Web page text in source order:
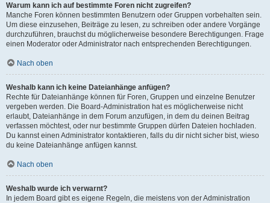
Warum kann ich auf bestimmte Foren nicht zugreifen?
Manche Foren können bestimmten Benutzern oder Gruppen vorbehalten sein.
Um diese einzusehen, Beiträge zu lesen, zu schreiben oder andere Vorgänge
durchzuführen, brauchst du möglicherweise besondere Berechtigungen. Frage
einen Moderator oder Administrator nach entsprechenden Berechtigungen.
Nach oben
Weshalb kann ich keine Dateianhänge anfügen?
Rechte für Dateianhänge können für Foren, Gruppen und einzelne Benutzer
vergeben werden. Die Board-Administration hat es möglicherweise nicht
erlaubt, Dateianhänge in dem Forum anzufügen, in dem du deinen Beitrag
verfassen möchtest, oder nur bestimmte Gruppen dürfen Dateien hochladen.
Du kannst einen Administrator kontaktieren, falls du dir nicht sicher bist, wieso
du keine Dateianhänge anfügen kannst.
Nach oben
Weshalb wurde ich verwarnt?
In jedem Board gibt es eigene Regeln, die meistens von der Administration